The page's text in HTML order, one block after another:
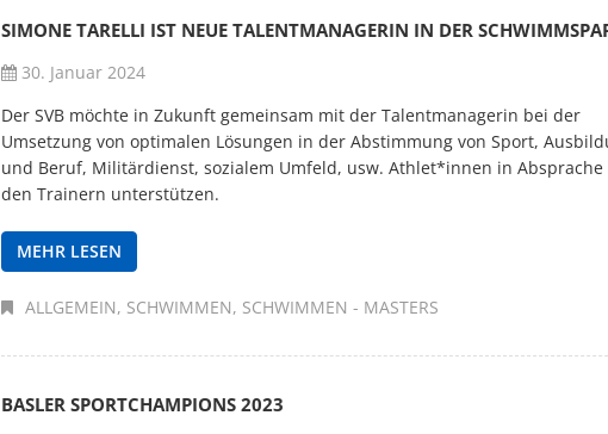
SIMONE TARELLI IST NEUE TALENTMANAGERIN IN DER
30. Januar 2024
Der SVB möchte in Zukunft gemeinsam mit der Talentmanagerin bei der
Umsetzung von optimalen Lösungen in der Abstimmung von Sport,
und Beruf, Militärdienst, sozialem Umfeld, usw. Athlet*innen in
den Trainern unterstützen.
MEHR LESEN
ALLGEMEIN SCHWIMMEN SCHWIMMEN - MASTERS
BASLER SPORTCHAMPIONS 2023